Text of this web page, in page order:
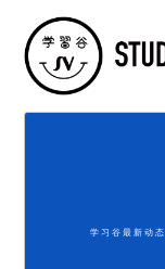
学 习 谷 最 新 动 态